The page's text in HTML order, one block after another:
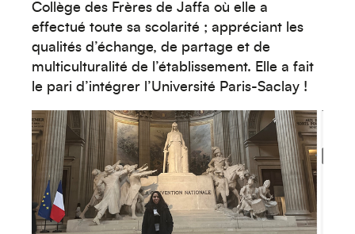
Collège des Frères de Jaffa où elle a
effectué toute sa scolarité ; appréciant les
qualités d’échange, de partage et de
multiculturalité de l’établissement. Elle a fait
le pari d’intégrer l’Université Paris-Saclay !